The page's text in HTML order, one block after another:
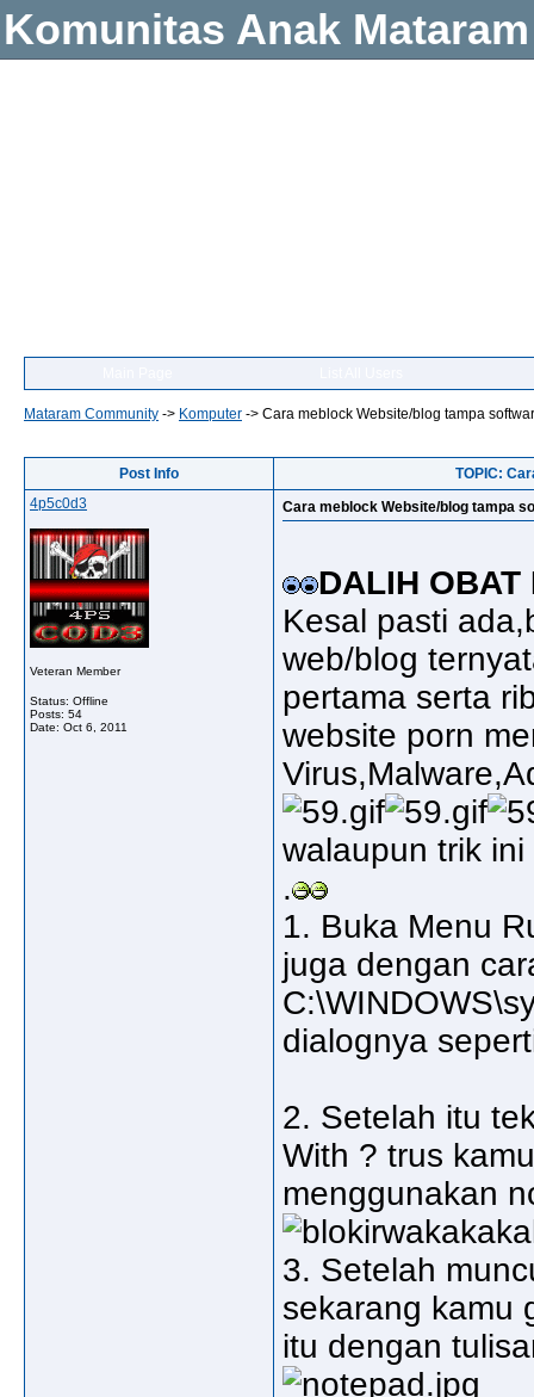
Komunitas Anak Mataram
Mataram Community -> Komputer -> Cara meblock Website/blog tampa
Post Info
TOPIC:
4p5c0d3
Veteran Member
Status: Offline
Posts: 54
Date: Oct 6, 2011
Cara meblock Website/blog tampa
DALIH OBAT
Kesal pasti
web/blog
pertama serta
website porn
walaupun trik
.
1. Buka Menu
juga dengan
dialognya
2. Setelah itu
With ? trus
menggunakan
3. Setelah
sekarang kamu
itu dengan